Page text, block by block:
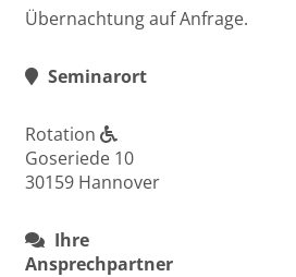
Übernachtung auf Anfrage.
Seminarort
Rotation
Goseriede 10
30159 Hannover
Ihre
Ansprechpartner